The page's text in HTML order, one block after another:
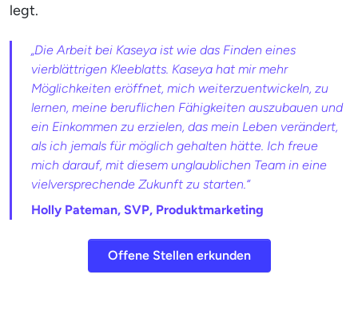
legt.
„Die Arbeit bei Kaseya ist wie das Finden eines
vierblättrigen Kleeblatts. Kaseya hat mir mehr
Möglichkeiten eröffnet, mich weiterzuentwickeln, zu
lernen, meine beruflichen Fähigkeiten auszubauen und
ein Einkommen zu erzielen, das mein Leben verändert,
als ich jemals für möglich gehalten hätte. Ich freue
mich darauf, mit diesem unglaublichen Team in eine
vielversprechende Zukunft zu starten.“
Holly Pateman, SVP, Produktmarketing
Offene Stellen erkunden